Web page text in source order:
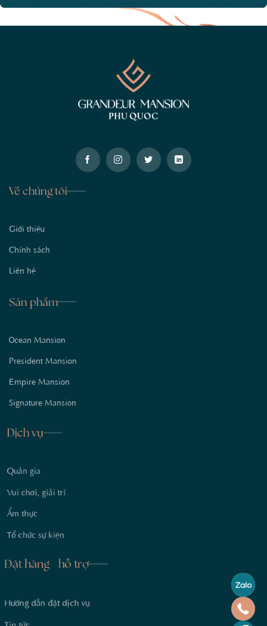
Về chúng tôi
Giới thiệu
Chính sách
Liên hệ
Sản phẩm
Ocean Mansion
President Mansion
Empire Mansion
Signature Mansion
Dịch vụ
Quản gia
Vui chơi, giải trí
Ẩm thực
Tổ chức sự kiện
Đặt hàng - hỗ trợ
Hướng dẫn đặt dịch vụ